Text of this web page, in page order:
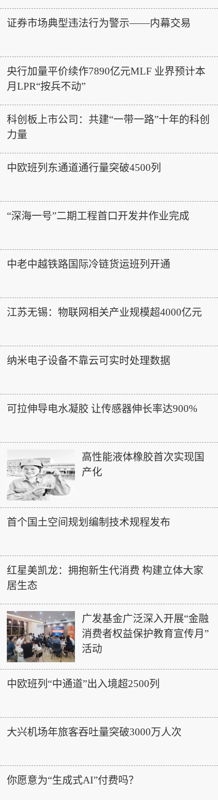
证券市场典型违法行为警示——内幕交易
央行加量平价续作7890亿元MLF 业界预计本
月LPR“按兵不动”
科创板上市公司：共建“一带一路”十年的科创
力量
中欧班列东通道通行量突破4500列
“深海一号”二期工程首口开发井作业完成
中老中越铁路国际冷链货运班列开通
江苏无锡：物联网相关产业规模超4000亿元
纳米电子设备不靠云可实时处理数据
可拉伸导电水凝胶 让传感器伸长率达900%
高性能液体橡胶首次实现国
产化
首个国土空间规划编制技术规程发布
红星美凯龙：拥抱新生代消费 构建立体大家
居生态
广发基金广泛深入开展“金融
消费者权益保护教育宣传月”
活动
中欧班列“中通道”出入境超2500列
大兴机场年旅客吞吐量突破3000万人次
你愿意为“生成式AI”付费吗？